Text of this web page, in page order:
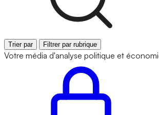
Trier par Filtrer par rubrique
Votre média d'analyse politique et